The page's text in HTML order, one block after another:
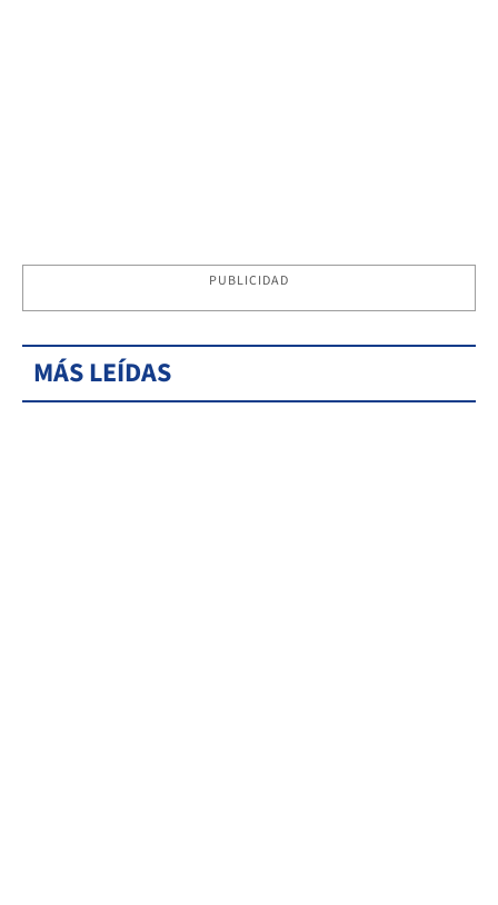
PUBLICIDAD
MÁS LEÍDAS